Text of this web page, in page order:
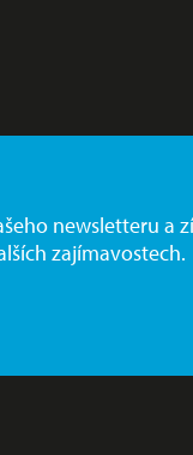
newsletteru a
zajímavostech.